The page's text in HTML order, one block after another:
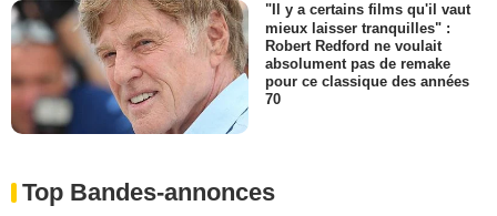
"Il y a certains films qu'il vaut
mieux laisser tranquilles" :
Robert Redford ne voulait
absolument pas de remake
pour ce classique des années
70
Top Bandes-annonces